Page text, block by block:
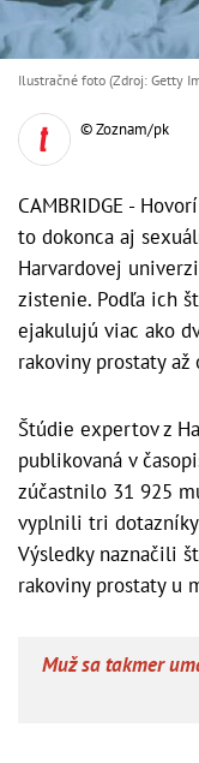
Ilustračné foto (Zdroj: Getty
© Zoznam/pk
CAMBRIDGE -
to dokonca aj
Harvardovej
zistenie. Podľa ich
ejakulujú viac ako
rakoviny prostaty
Štúdie expertov z
publikovaná v
zúčastnilo 31 925
vyplnili tri
Výsledky naznačili
rakoviny prostaty u
Muž sa takmer